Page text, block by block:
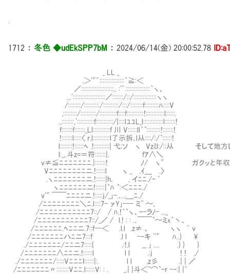
1712 ： 冬色 ◆udEkSPP7bM ： 2024/06/14(金) 20:00:52.78
,＞'"´::::::::::::::::｀≧:＜
／:::::::::::::::::::::,. :'´::::::::::::::::｀ヽ、
.,.':::::::::::::::::::::／:::::::/::/:::::::::::::::ヽヽ
/::::::::/::::::::::/::::::::::/:::/::::::::f:::::::::ﾊ::::V
,:::::::::/::::::::::/:::::::::::f::::f:::::::::::!::::::::::::l::::::.
.,::::::::,':::::::::::f:::::::::::/|::::lﾕﾕL_l:::::::::::::l:::::::!
f:::::::f:::::::_Ll:::::::::::f 川 V::::::ll｀`:::::::::!:::::::!
!:::::::l:::::〈 r.l:::::::::::l了示拆､l从::::/:/`::::::!
l::::::::!::::::ﾍ .!::::::::::| 弋;ソ ヽ Vzﾐl:/::从 そして地方によ
l:_,.斗z=＝符:::::::|. fｱ∧＼
v≠≦ﾆﾆﾆﾆﾆﾆﾆ.|:::::::! ﾉ/ ヽ" ガクッと年収が下が
Vﾆﾆﾆﾆﾆﾆﾆﾆニ.!::::::l ヽ _ ,ｲ＿ .〉
.ヽﾆﾆﾆﾆﾆﾆﾆニ.!::::::|h｡ , イﾆﾆ./ｰ ′
ヽﾆﾆﾆﾆﾆﾆニ!::::::|`ﾊ `:＜ﾆﾆﾆ./
v'" ￣￣ﾆﾆﾆﾆニ.!:::::j/_｣-.､..,＿ﾆ./
/ﾆﾆﾆﾆﾆﾆﾆﾆ＼ﾆ.l::::7- ァY｣--- ミ'' ～､
/ﾆﾆﾆﾆﾆﾆﾆﾆﾆﾆﾆ7::/ / ﾊ.!｀`ヽ、ｰ-ラﾉ- ..,_
/ﾆﾆﾆﾆﾆﾆﾆﾆﾆﾆﾆ7::/_／ / l.! : : .､￣￣`～ミx｀丶、
/ﾆﾆﾆﾆﾆﾆ.ﾍﾆﾆニ.7::f--＜ .l.l .z≠ 、 ヽヽ ｀ v
/ﾆﾆﾆﾆﾆﾆﾆハﾆニ7:::f .l l -‐キ ''" ﾊ..} \
./ﾆﾆﾆﾆﾆﾆﾆ/ﾆﾆニ7:::::{ .:!.l __ ｣ .... .} } }
/ﾆﾆﾆﾆﾆﾆﾆ∧ﾆﾆニ.!::::::l l l .:j ! ! ./
./ﾆﾆﾆﾆﾆﾆﾆ/:::::Vﾆﾆﾆｌ::::::|:. l l ,z彡 .| | ／
/ﾆﾆﾆﾆﾆﾆﾆ〃::::::::Vﾆﾆ.l::::::V: : . _.| |斗＜~⌒`ｰr -‐:| |´